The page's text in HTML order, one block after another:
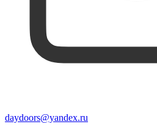
daydoors@yandex.ru